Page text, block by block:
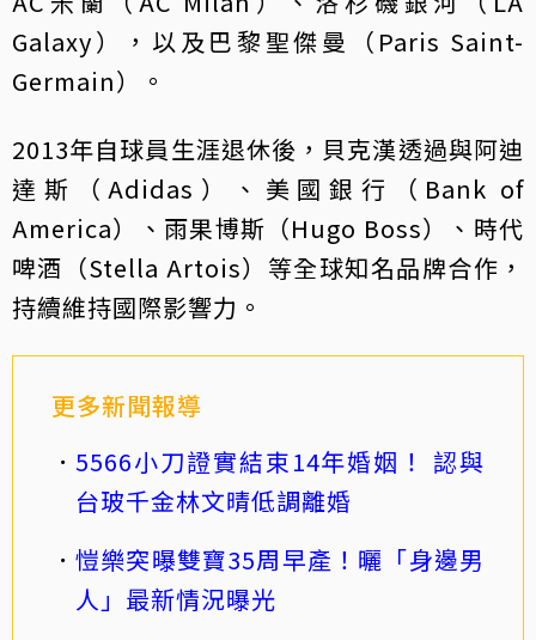
Galaxy），以及巴黎聖傑曼（Paris Saint-
Germain）。
2013年自球員生涯退休後，貝克漢透過與阿迪
達斯（Adidas）、美國銀行（Bank of
America）、雨果博斯（Hugo Boss）、時代
啤酒（Stella Artois）等全球知名品牌合作，
持續維持國際影響力。
更多新聞報導
5566小刀證實結束14年婚姻！ 認與
台玻千金林文晴低調離婚
愷樂突曝雙寶35周早產！曬「身邊男
人」最新情況曝光